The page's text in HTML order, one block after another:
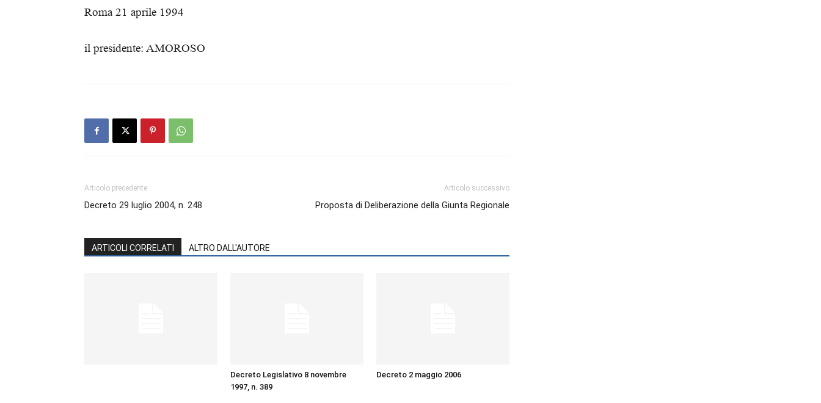
Roma 21 aprile 1994
il presidente: AMOROSO
Articolo precedente
Decreto 29 luglio 2004, n. 248
Articolo successivo
Proposta di Deliberazione della Giunta Regionale
ARTICOLI CORRELATI ALTRO DALL'AUTORE
Decreto Legislativo 8 novembre
1997, n. 389
Decreto 2 maggio 2006